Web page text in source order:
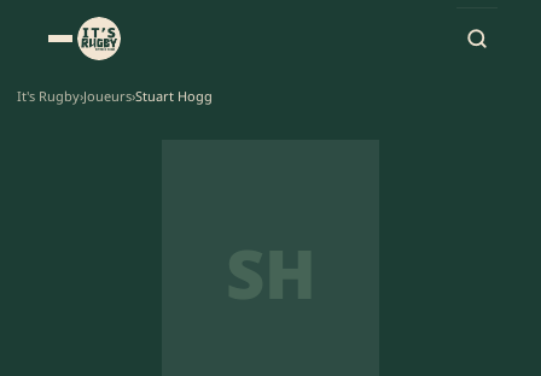
It's Rugby›Joueurs›Stuart Hogg
SH